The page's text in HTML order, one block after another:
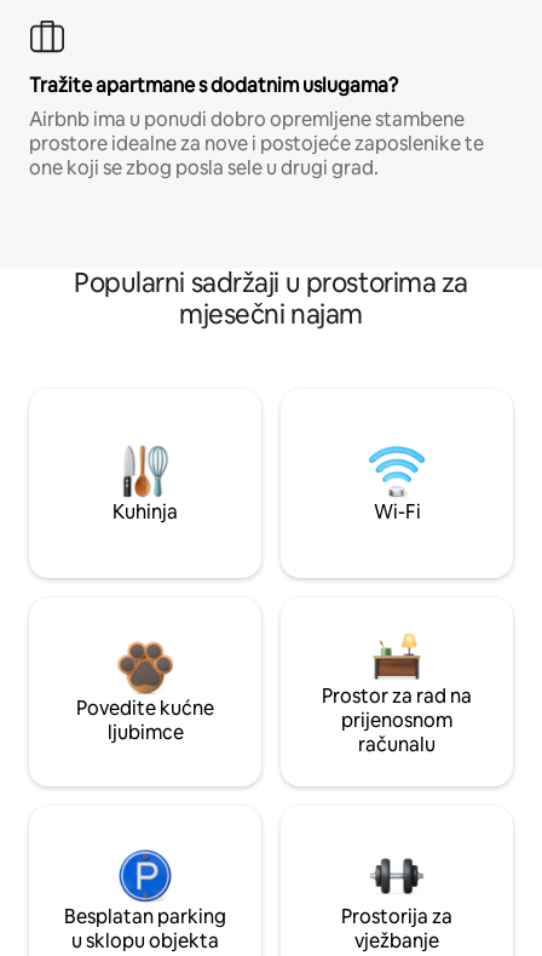
Tražite apartmane s dodatnim uslugama?
Airbnb ima u ponudi dobro opremljene stambene
prostore idealne za nove i postojeće zaposlenike te
one koji se zbog posla sele u drugi grad.
Popularni sadržaji u prostorima za
mjesečni najam
Kuhinja Wi-Fi
Povedite kućne
ljubimce
Prostor za rad na
prijenosnom
računalu
Besplatan parking
u sklopu objekta
Prostorija za
vježbanje